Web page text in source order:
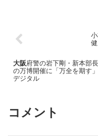
大阪府警の岩下剛・新本部
の万博開催に「万全を期す
デジタル
コメント